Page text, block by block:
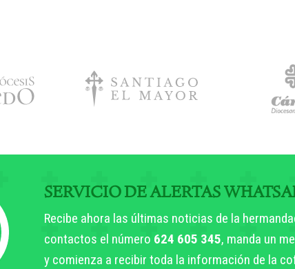
SERVICIO DE ALERTAS
Recibe ahora las últimas noticias de la
contactos el número 624 605 345, manda un
y comienza a recibir toda la información de la